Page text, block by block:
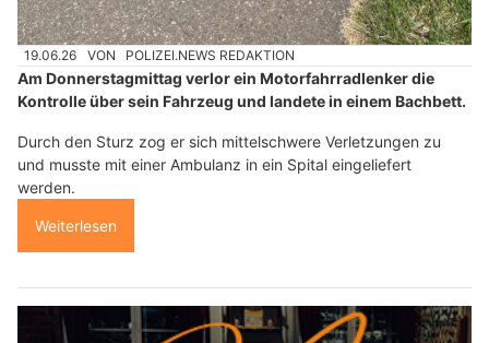
19.06.26 VON POLIZEI.NEWS REDAKTION
Am Donnerstagmittag verlor ein Motorfahrradlenker die
Kontrolle über sein Fahrzeug und landete in einem Bachbett.
Durch den Sturz zog er sich mittelschwere Verletzungen zu
und musste mit einer Ambulanz in ein Spital eingeliefert
werden.
Weiterlesen